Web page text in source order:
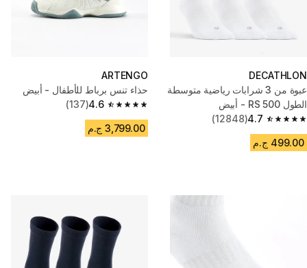
DECATHLON
عبوة من 3 شرابات رياضية متوسطة
الطول RS 500 - أبيض
4.7
4.7 out of 5 stars from 12848 reviews
(12848)
499.00 ج.م
ARTENGO
حذاء تنس برباط للأطفال - أبيض
4.6
4.6 out of 5 stars from 137 reviews
(137)
3,799.00 ج.م